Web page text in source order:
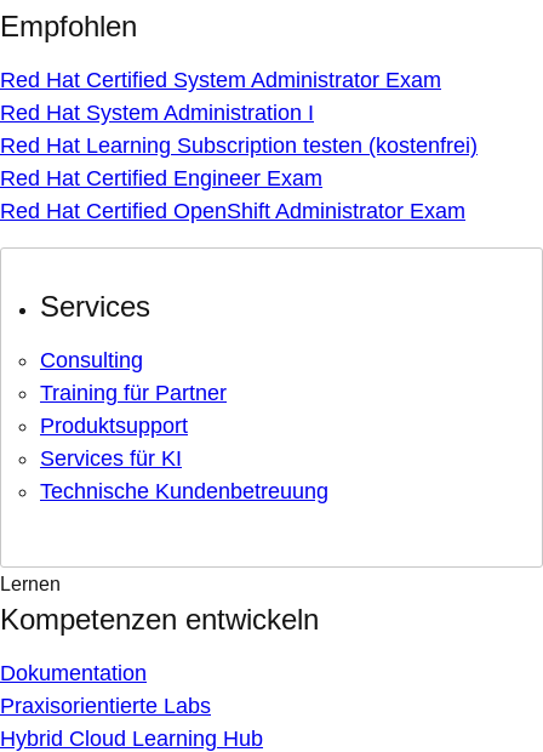
Empfohlen
Red Hat Certified System Administrator Exam
Red Hat System Administration I
Red Hat Learning Subscription testen (kostenfrei)
Red Hat Certified Engineer Exam
Red Hat Certified OpenShift Administrator Exam
Services
Consulting
Training für Partner
Produktsupport
Services für KI
Technische Kundenbetreuung
Lernen
Kompetenzen entwickeln
Dokumentation
Praxisorientierte Labs
Hybrid Cloud Learning Hub